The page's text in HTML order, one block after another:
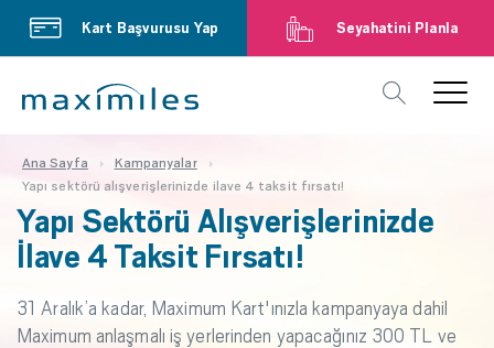
Kart Başvurusu Yap Seyahatini Planla
Ana Sayfa
Kampanyalar
Yapı sektörü alışverişlerinizde ilave 4 taksit fırsatı!
Yapı Sektörü Alışverişlerinizde
İlave 4 Taksit Fırsatı!
31 Aralık’a kadar, Maximum Kart'ınızla kampanyaya dahil
Maximum anlaşmalı iş yerlerinden yapacağınız 300 TL ve